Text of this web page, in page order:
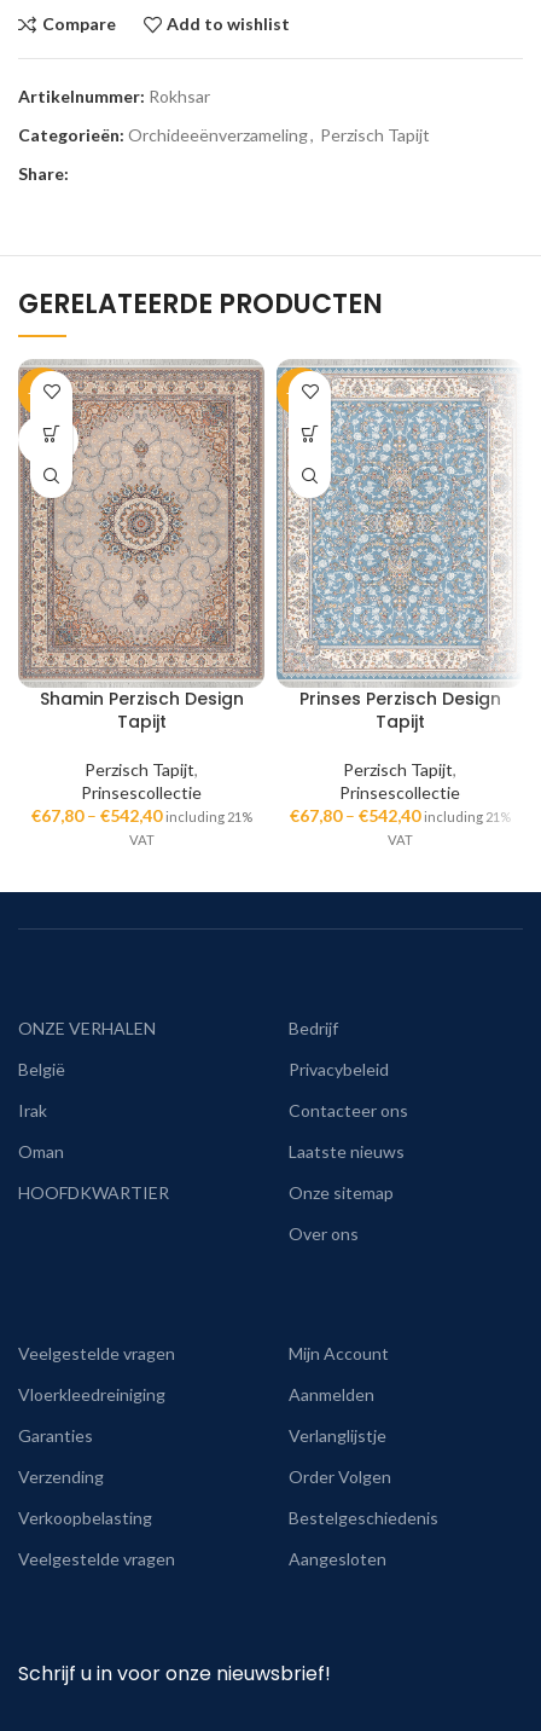
Compare Add to wishlist
Artikelnummer: Rokhsar
Categorieën: Orchideeënverzameling, Perzisch Tapijt
Share:
GERELATEERDE PRODUCTEN
-33%
SOLD
OUT
Shamin Perzisch Design
Tapijt
Perzisch Tapijt,
Prinsescollectie
€67,80– €542,40 including 21%
VAT
-33%
Prinses Perzisch Design
Tapijt
Perzisch Tapijt,
Prinsescollectie
€67,80– €542,40 including 21%
VAT
ONZE VERHALEN
België
Irak
Oman
HOOFDKWARTIER
Bedrijf
Privacybeleid
Contacteer ons
Laatste nieuws
Onze sitemap
Over ons
Veelgestelde vragen
Vloerkleedreiniging
Garanties
Verzending
Verkoopbelasting
Veelgestelde vragen
Mijn Account
Aanmelden
Verlanglijstje
Order Volgen
Bestelgeschiedenis
Aangesloten
Schrijf u in voor onze nieuwsbrief!